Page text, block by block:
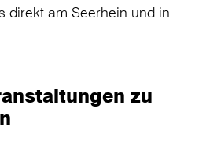
direkt am Seerhein und in
zu